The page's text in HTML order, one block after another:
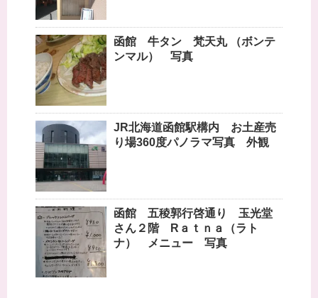
函館 牛タン 梵天丸 （ボンテ
ンマル） 写真
JR北海道函館駅構内 お土産売
り場360度パノラマ写真 外観
函館 五稜郭行啓通り 玉光堂
さん２階 Rａｔｎａ（ラト
ナ） メニュー 写真